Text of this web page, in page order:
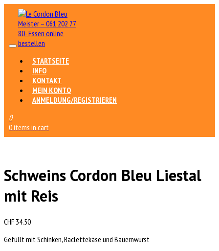
STARTSEITE
INFO
KONTAKT
MEIN KONTO
ANMELDUNG/REGISTRIEREN
0
0 items in cart
Schweins Cordon Bleu Liestal
mit Reis
CHF 34.50
Gefüllt mit Schinken, Raclettekäse und Bauernwurst